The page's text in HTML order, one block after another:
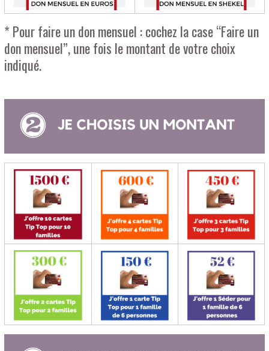
* Pour faire un don mensuel : cochez la case “Faire un
don mensuel”, une fois le montant de votre choix
indiqué.